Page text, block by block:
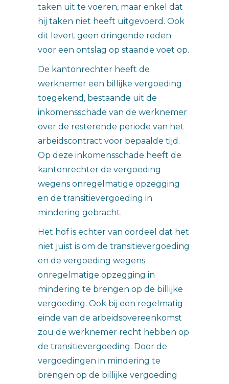
taken uit te voeren, maar enkel dat
hij taken niet heeft uitgevoerd. Ook
dit levert geen dringende reden
voor een ontslag op staande voet op.
De kantonrechter heeft de
werknemer een billijke vergoeding
toegekend, bestaande uit de
inkomensschade van de werknemer
over de resterende periode van het
arbeidscontract voor bepaalde tijd.
Op deze inkomensschade heeft de
kantonrechter de vergoeding
wegens onregelmatige opzegging
en de transitievergoeding in
mindering gebracht.
Het hof is echter van oordeel dat het
niet juist is om de transitievergoeding
en de vergoeding wegens
onregelmatige opzegging in
mindering te brengen op de billijke
vergoeding. Ook bij een regelmatig
einde van de arbeidsovereenkomst
zou de werknemer recht hebben op
de transitievergoeding. Door de
vergoedingen in mindering te
brengen op de billijke vergoeding